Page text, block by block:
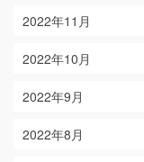
2022年11月
2022年10月
2022年9月
2022年8月